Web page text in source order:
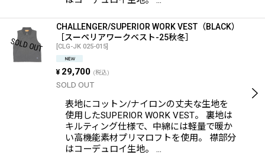
CHALLENGER/SUPERIOR WORK VEST（BLACK）
［スーペリアワークベスト-25秋冬］
[CLG-JK 025-015]
¥ 29,700 (税込)
SOLD OUT
表地にコットン/ナイロンの丈夫な生地を
使用したSUPERIOR WORK VEST。 裏地は
キルティング仕様で、中綿には軽量で暖か
い高機能素材プリマロフトを使用。 襟部分
はコーデュロイ生地。 …